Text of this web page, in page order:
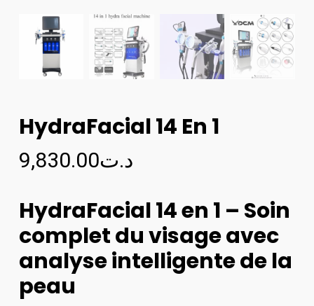
HydraFacial 14 En 1
د.ت9,830.00
HydraFacial 14 en 1 – Soin
complet du visage avec
analyse intelligente de la
peau